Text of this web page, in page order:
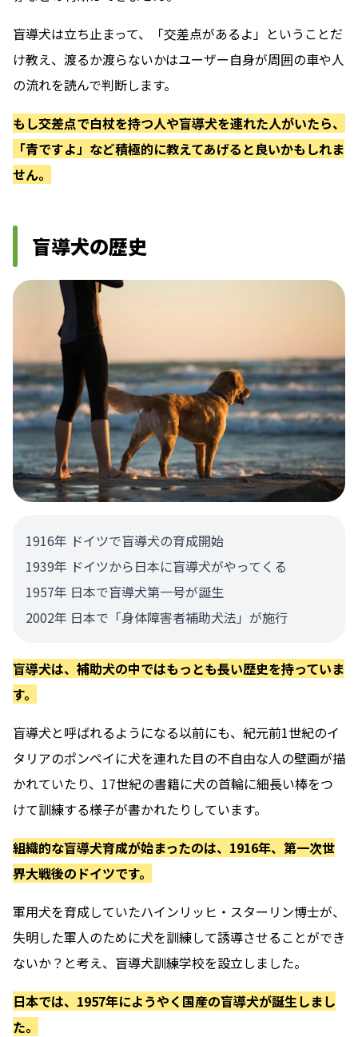
盲導犬は立ち止まって、「交差点があるよ」ということだ
け教え、渡るか渡らないかはユーザー自身が周囲の車や人
の流れを読んで判断します。
もし交差点で白杖を持つ人や盲導犬を連れた人がいたら、
「青ですよ」など積極的に教えてあげると良いかもしれま
せん。
盲導犬の歴史
1916年 ドイツで盲導犬の育成開始
1939年 ドイツから日本に盲導犬がやってくる
1957年 日本で盲導犬第一号が誕生
2002年 日本で「身体障害者補助犬法」が施行
盲導犬は、補助犬の中ではもっとも長い歴史を持っていま
す。
盲導犬と呼ばれるようになる以前にも、紀元前1世紀のイ
タリアのポンペイに犬を連れた目の不自由な人の壁画が描
かれていたり、17世紀の書籍に犬の首輪に細長い棒をつ
けて訓練する様子が書かれたりしています。
組織的な盲導犬育成が始まったのは、1916年、第一次世
界大戦後のドイツです。
軍用犬を育成していたハインリッヒ・スターリン博士が、
失明した軍人のために犬を訓練して誘導させることができ
ないか？と考え、盲導犬訓練学校を設立しました。
日本では、1957年にようやく国産の盲導犬が誕生しまし
た。